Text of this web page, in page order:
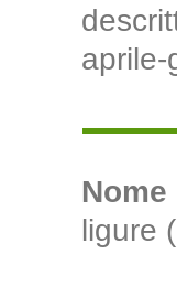
aprile-
ligure